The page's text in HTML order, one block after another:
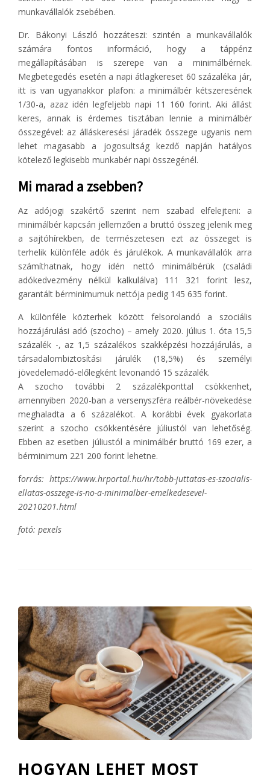
munkavállalók zsebében.
Dr. Bákonyi László hozzáteszi: szintén a munkavállalók
számára fontos információ, hogy a táppénz
megállapításában is szerepe van a minimálbérnek.
Megbetegedés esetén a napi átlagkereset 60 százaléka jár,
itt is van ugyanakkor plafon: a minimálbér kétszeresének
1/30-a, azaz idén legfeljebb napi 11 160 forint. Aki állást
keres, annak is érdemes tisztában lennie a minimálbér
összegével: az álláskeresési járadék összege ugyanis nem
lehet magasabb a jogosultság kezdő napján hatályos
kötelező legkisebb munkabér napi összegénél.
Mi marad a zsebben?
Az adójogi szakértő szerint nem szabad elfelejteni: a
minimálbér kapcsán jellemzően a bruttó összeg jelenik meg
a sajtóhírekben, de természetesen ezt az összeget is
terhelik különféle adók és járulékok. A munkavállalók arra
számíthatnak, hogy idén nettó minimálbérük (családi
adókedvezmény nélkül kalkulálva) 111 321 forint lesz,
garantált bérminimumuk nettója pedig 145 635 forint.
A különféle közterhek között felsorolandó a szociális
hozzájárulási adó (szocho) – amely 2020. július 1. óta 15,5
százalék -, az 1,5 százalékos szakképzési hozzájárulás, a
társadalombiztosítási járulék (18,5%) és személyi
jövedelemadó-előlegként levonandó 15 százalék.
A szocho további 2 százalékponttal csökkenhet,
amennyiben 2020-ban a versenyszféra reálbér-növekedése
meghaladta a 6 százalékot. A korábbi évek gyakorlata
szerint a szocho csökkentésére júliustól van lehetőség.
Ebben az esetben júliustól a minimálbér bruttó 169 ezer, a
bérminimum 221 200 forint lehetne.
forrás: https://www.hrportal.hu/hr/tobb-juttatas-es-szocialis-
ellatas-osszege-is-no-a-minimalber-emelkedesevel-
20210201.html
fotó: pexels
HOGYAN LEHET MOST